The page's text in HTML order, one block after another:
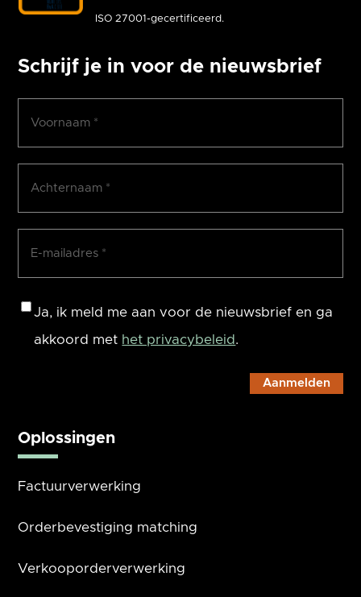
ISO 27001-gecertificeerd.
Schrijf je in voor de nieuwsbrief
Consent
Ja, ik meld me aan voor de nieuwsbrief en ga
akkoord met het privacybeleid.
Oplossingen
Factuurverwerking
Orderbevestiging matching
Verkooporderverwerking